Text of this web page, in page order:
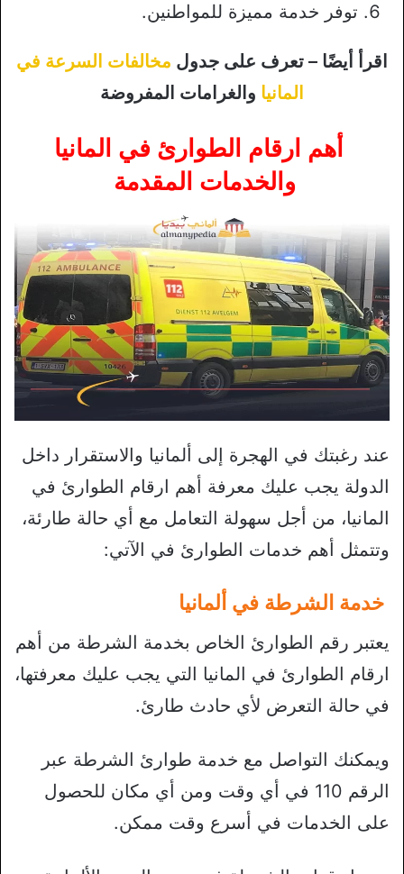
توفر خدمة مميزة للمواطنين.
اقرأ أيضًا – تعرف على جدول مخالفات السرعة في
المانيا والغرامات المفروضة
أهم ارقام الطوارئ في المانيا
والخدمات المقدمة
عند رغبتك في الهجرة إلى ألمانيا والاستقرار داخل
الدولة يجب عليك معرفة أهم ارقام الطوارئ في
المانيا، من أجل سهولة التعامل مع أي حالة طارئة،
وتتمثل أهم خدمات الطوارئ في الآتي:
خدمة الشرطة في ألمانيا
يعتبر رقم الطوارئ الخاص بخدمة الشرطة من أهم
ارقام الطوارئ في المانيا التي يجب عليك معرفتها،
في حالة التعرض لأي حادث طارئ.
ويمكنك التواصل مع خدمة طوارئ الشرطة عبر
الرقم 110 في أي وقت ومن أي مكان للحصول
على الخدمات في أسرع وقت ممكن.